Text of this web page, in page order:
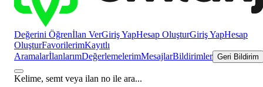
Değerini Öğrenİlan VerGiriş YapHesap OluşturGiriş YapHesap
OluşturFavorilerimKayıtlı
AramalarİlanlarımDeğerlemelerimMesajlarBildirimler Geri Bildirim
Kelime, semt veya ilan no ile ara...